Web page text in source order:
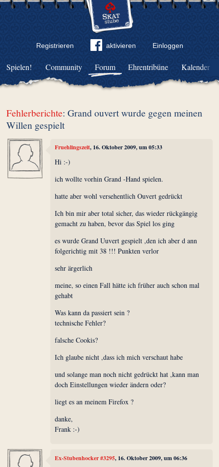
Registrieren aktivieren Einloggen
Community Forum Ehrentribüne Kalender
Spielen!
Fehlerberichte: Grand ouvert wurde gegen meinen
Willen gespielt
Fruehlingszeit, 16. Oktober 2009, um 05:33
Hi :-)
ich wollte vorhin Grand -Hand spielen.
hatte aber wohl versehentlich Ouvert gedrückt
Ich bin mir aber total sicher, das wieder rückgängig
gemacht zu haben, bevor das Spiel los ging
es wurde Grand Uuvert gespielt ,den ich aber d ann
folgerichtig mit 38 !!! Punkten verlor
sehr ärgerlich
meine, so einen Fall hätte ich früher auch schon mal
gehabt
Was kann da passiert sein ?
technische Fehler?
falsche Cookis?
Ich glaube nicht ,dass ich mich verschaut habe
und solange man noch nicht gedrückt hat ,kann man
doch Einstellungen wieder ändern oder?
liegt es an meinem Firefox ?
danke,
Frank :-)
Ex-Stubenhocker #3295, 16. Oktober 2009, um 06:36